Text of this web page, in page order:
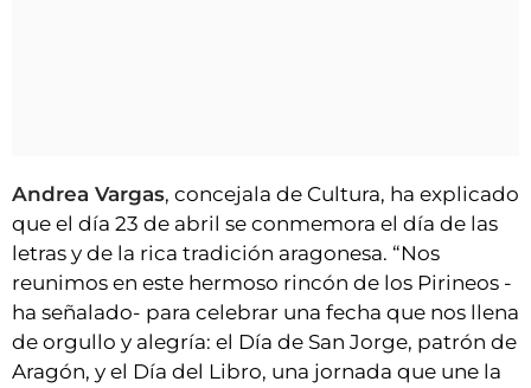
Andrea Vargas, concejala de Cultura, ha explicado
que el día 23 de abril se conmemora el día de las
letras y de la rica tradición aragonesa. “Nos
reunimos en este hermoso rincón de los Pirineos -
ha señalado- para celebrar una fecha que nos llena
de orgullo y alegría: el Día de San Jorge, patrón de
Aragón, y el Día del Libro, una jornada que une la